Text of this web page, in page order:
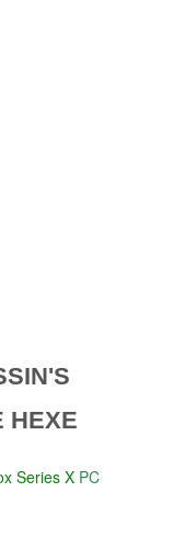
HEXE
Series X PC